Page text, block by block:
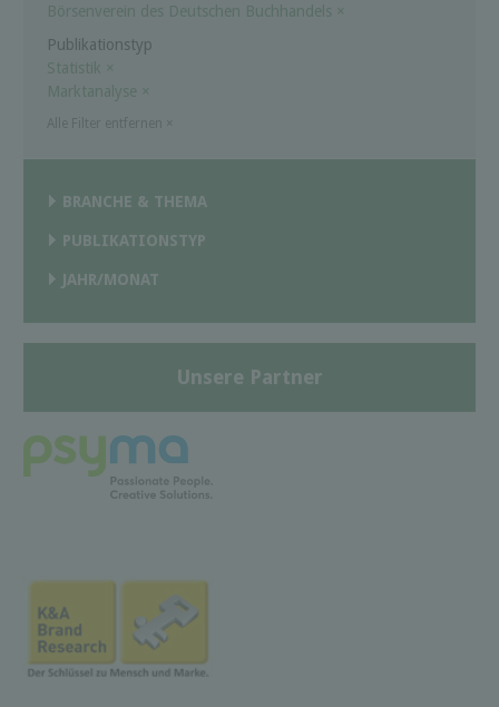
Börsenverein des Deutschen Buchhandels ×
Publikationstyp
Statistik ×
Marktanalyse ×
BRANCHE & THEMA
PUBLIKATIONSTYP
JAHR/MONAT
Unsere Partner